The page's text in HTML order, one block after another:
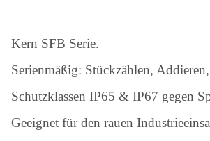
Kern SFB Serie.
Serienmäßig: Stückzählen,
Schutzklassen IP65 & IP67 gegen
Geeignet für den rauen